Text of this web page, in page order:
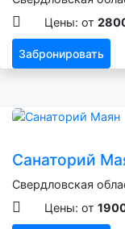
Цены: от
Забронировать
Санаторий
Свердловская
Цены: от